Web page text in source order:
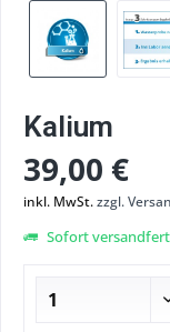
Kalium
39,00 €
inkl. MwSt.zzgl.
Sofort